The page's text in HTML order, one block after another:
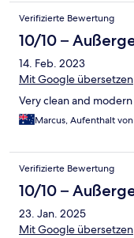
Verifizierte Bewertung
10/10 –
14. Feb. 2023
Mit Google übersetzen
Very clean and modern
Marcus, Aufenthalt
Verifizierte Bewertung
10/10 –
23. Jan. 2025
Mit Google übersetzen